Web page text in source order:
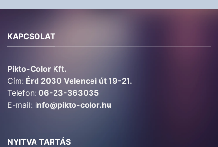
KAPCSOLAT
Pikto-Color Kft.
Cím: Érd 2030 Velencei út 19-21.
Telefon: 06-23-363035
E-mail: info@pikto-color.hu
NYITVA TARTÁS